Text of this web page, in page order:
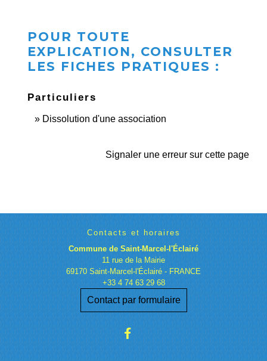
POUR TOUTE
EXPLICATION, CONSULTER
LES FICHES PRATIQUES :
Particuliers
Dissolution d'une association
Signaler une erreur sur cette page
Contacts et horaires
Commune de Saint-Marcel-l'Éclairé
11 rue de la Mairie
69170 Saint-Marcel-l'Éclairé - FRANCE
+33 4 74 63 29 68
Contact par formulaire